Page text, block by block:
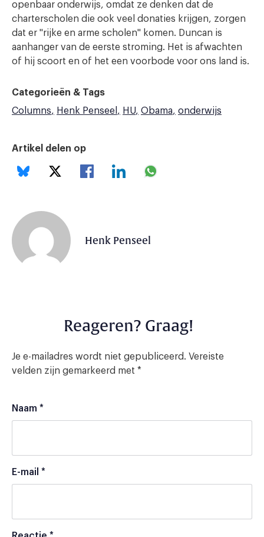
openbaar onderwijs, omdat ze denken dat de
charterscholen die ook veel donaties krijgen, zorgen
dat er "rijke en arme scholen" komen. Duncan is
aanhanger van de eerste stroming. Het is afwachten
of hij scoort en of het een voorbode voor ons land is.
Categorieën & Tags
Columns
Henk Penseel HU Obama onderwijs
Artikel delen op
Henk Penseel
Reageren? Graag!
Je e-mailadres wordt niet gepubliceerd. Vereiste
velden zijn gemarkeerd met *
Naam *
E-mail *